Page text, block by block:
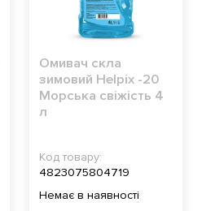
Омивач скла
зимовий Helpix -20
Морська свіжість 4
л
Код товару:
4823075804719
Немає в наявності